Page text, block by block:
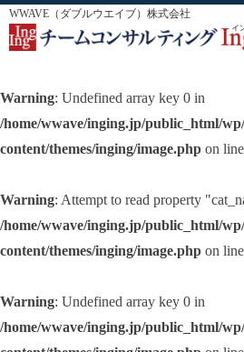
WWAVE（ダブルウエイブ）株式会社
Warning: Undefined array key 0 in
/home/wwave/inging.jp/public_html/
content/themes/inging/image.php on line
Warning: Attempt to read property
/home/wwave/inging.jp/public_html/
content/themes/inging/image.php on line
Warning: Undefined array key 0 in
/home/wwave/inging.jp/public_html/